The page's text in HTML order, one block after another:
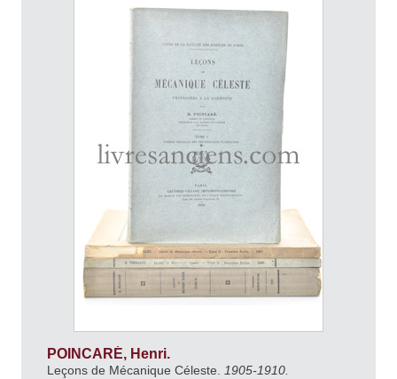
POINCARÉ, Henri.
Leçons de Mécanique Céleste. 1905-1910.